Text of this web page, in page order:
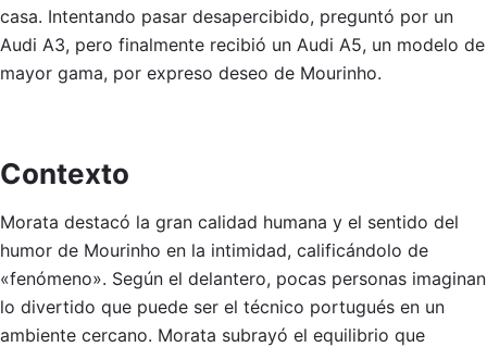
casa. Intentando pasar desapercibido, preguntó por un
Audi A3, pero finalmente recibió un Audi A5, un modelo de
mayor gama, por expreso deseo de Mourinho.
Contexto
Morata destacó la gran calidad humana y el sentido del
humor de Mourinho en la intimidad, calificándolo de
«fenómeno». Según el delantero, pocas personas imaginan
lo divertido que puede ser el técnico portugués en un
ambiente cercano. Morata subrayó el equilibrio que